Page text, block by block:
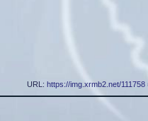
URL: https://img.xrmb2.net/111758